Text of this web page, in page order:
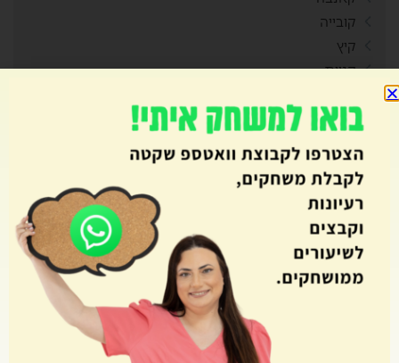
קובייה
קיץ
קניות
רביעיות
ריכוז חברתי
רכילות
רכישת קריאה
רפלקציה
שאילת שאלות
שבוע עליות
שטף ודיוק קריאה